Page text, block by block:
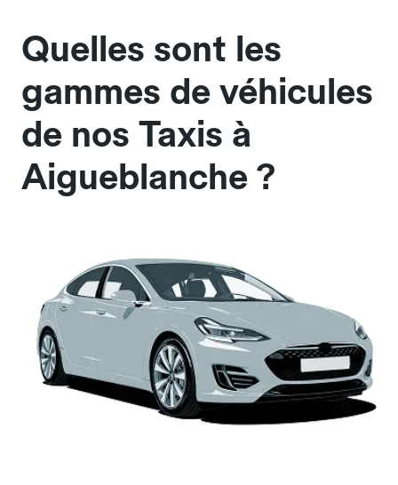
Quelles sont les
gammes de véhicules
de nos Taxis à
Aigueblanche ?